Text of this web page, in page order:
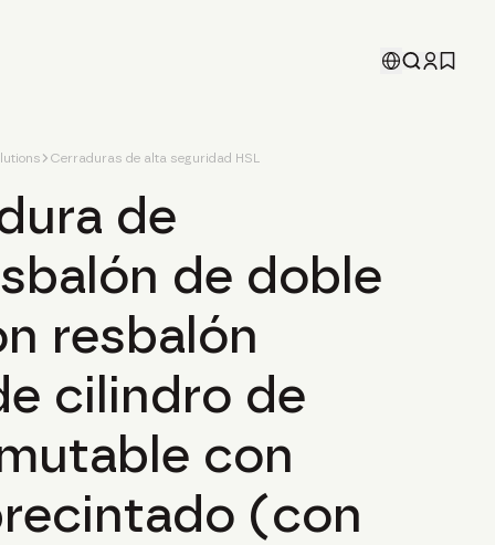
Cerraduras de alta seguridad HSL
de
de doble
resbalón
cilindro de
con
(con